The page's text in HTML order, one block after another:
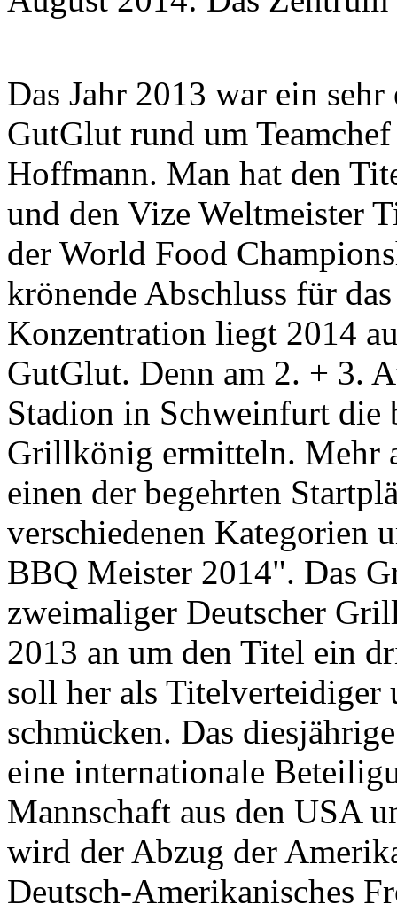
Das Jahr 2013 war ein
GutGlut rund um
Hoffmann. Man hat den
und den Vize Weltmeister
der World Food
krönende Abschluss für
Konzentration liegt 2014
GutGlut. Denn am 2. + 3.
Stadion in Schweinfurt die
Grillkönig ermitteln. Mehr
einen der begehrten
verschiedenen Kategorien
BBQ Meister 2014". Das
zweimaliger Deutscher
2013 an um den Titel ein
soll her als
schmücken. Das
eine internationale
Mannschaft aus den USA
wird der Abzug der
Deutsch-Amerikanisches